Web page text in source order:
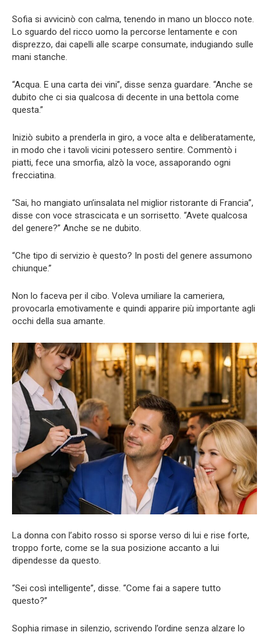
Sofia si avvicinò con calma, tenendo in mano un blocco note.
Lo sguardo del ricco uomo la percorse lentamente e con
disprezzo, dai capelli alle scarpe consumate, indugiando sulle
mani stanche.
“Acqua. E una carta dei vini”, disse senza guardare. “Anche se
dubito che ci sia qualcosa di decente in una bettola come
questa.”
Iniziò subito a prenderla in giro, a voce alta e deliberatamente,
in modo che i tavoli vicini potessero sentire. Commentò i
piatti, fece una smorfia, alzò la voce, assaporando ogni
frecciatina.
“Sai, ho mangiato un’insalata nel miglior ristorante di Francia”,
disse con voce strascicata e un sorrisetto. “Avete qualcosa
del genere?” Anche se ne dubito.
“Che tipo di servizio è questo? In posti del genere assumono
chiunque.”
Non lo faceva per il cibo. Voleva umiliare la cameriera,
provocarla emotivamente e quindi apparire più importante agli
occhi della sua amante.
La donna con l’abito rosso si sporse verso di lui e rise forte,
troppo forte, come se la sua posizione accanto a lui
dipendesse da questo.
“Sei così intelligente”, disse. “Come fai a sapere tutto
questo?”
Sophia rimase in silenzio, scrivendo l’ordine senza alzare lo